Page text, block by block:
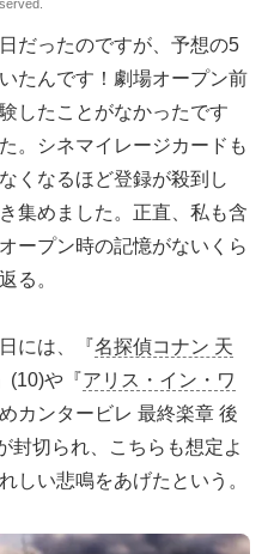
だったのですが、予想の5
たんです！劇場オープン前
したことがなかったです
。シネマイレージカードも
くなるほど登録が殺到し
集めました。正直、私も含
ープン時の記憶がないくら
る。
には、『名探偵コナン 天
(10)や『アリス・イン・ワ
カンタービレ 最終楽章 後
封切られ、こちらも想定よ
しい悲鳴をあげたという。